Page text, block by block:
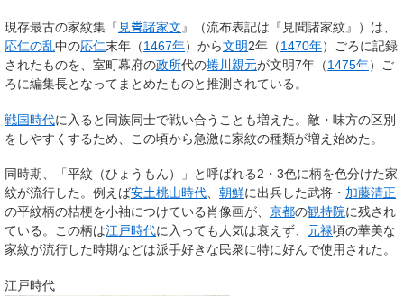
現存最古の家紋集『 見𥹢諸家文』（流布表記は『見聞諸家紋』）は、
応仁の乱中の応仁末年（1467年）から文明2年（1470年）ごろに記録
されたものを、室町幕府の政所代の蜷川親元が文明7年（1475年）ご
ろに編集長となってまとめたものと推測されている。
戦国時代に入ると同族同士で戦い合うことも増えた。 敵・味方の区別
をしやすく するため、この頃から急激に家紋の種類が増え始めた。
同時期、「平紋（ひょうもん）」と呼ばれる2・3色に柄を色分けた家
紋が流行した。例えば安土桃山時代、 朝鮮に出兵した武将・ 加藤清正
の平紋柄の桔梗を小袖につけている肖像画が、 京都の観持院に残され
ている。この柄は江戸時代に入っても人気は衰えず、 元禄頃の華美な
家紋が流行した時期などは派手好きな民衆に特に好んで使用された。
江戸時代